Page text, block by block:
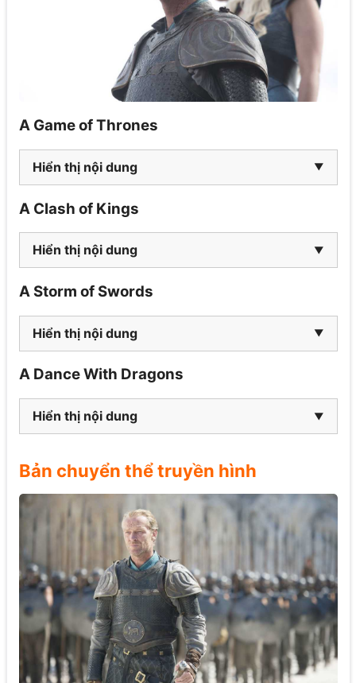
A Game of Thrones
Hiển thị nội dung
A Clash of Kings
Hiển thị nội dung
A Storm of Swords
Hiển thị nội dung
A Dance With Dragons
Hiển thị nội dung
Bản chuyển thể truyền hình